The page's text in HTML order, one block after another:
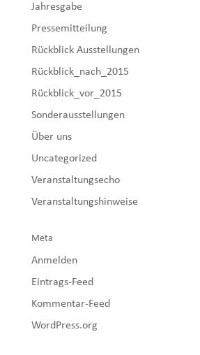
Jahresgabe
Pressemitteilung
Rückblick Ausstellungen
Rückblick_nach_2015
Rückblick_vor_2015
Sonderausstellungen
Über uns
Uncategorized
Veranstaltungsecho
Veranstaltungshinweise
Meta
Anmelden
Eintrags-Feed
Kommentar-Feed
WordPress.org